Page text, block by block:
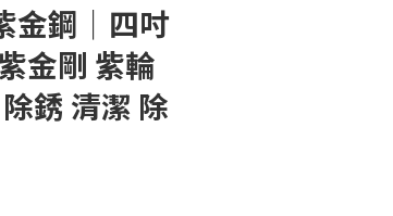
金鋼｜四吋
金剛 紫輪
銹 清潔 除